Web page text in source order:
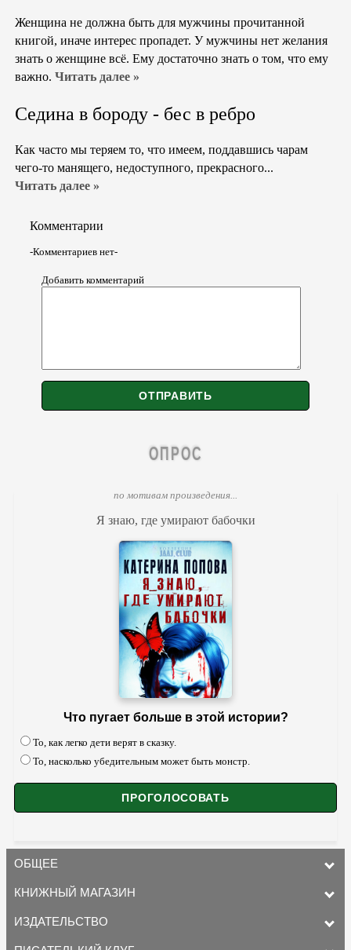
Женщина не должна быть для мужчины прочитанной
книгой, иначе интерес пропадет. У мужчины нет желания
знать о женщине всё. Ему достаточно знать о том, что ему
важно. Читать далее »
Седина в бороду - бес в ребро
Как часто мы теряем то, что имеем, поддавшись чарам
чего-то манящего, недоступного, прекрасного...
Читать далее »
Комментарии
-Комментариев нет-
Добавить комментарий
ОПРОС
по мотивам произведения...
Я знаю, где умирают бабочки
Что пугает больше в этой истории?
То, как легко дети верят в сказку.
То, насколько убедительным может быть монстр.
ОБЩЕЕ
КНИЖНЫЙ МАГАЗИН
ИЗДАТЕЛЬСТВО